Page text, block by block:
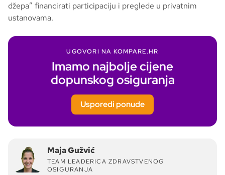
džepa” financirati participaciju i preglede u privatnim
ustanovama.
UGOVORI NA KOMPARE.HR
Imamo najbolje cijene
dopunskog osiguranja
Usporedi ponude
Maja Gužvić
TEAM LEADERICA ZDRAVSTVENOG
OSIGURANJA